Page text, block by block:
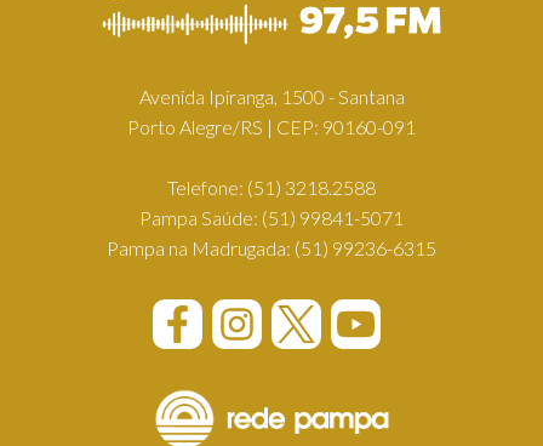
Avenida Ipiranga, 1500 - Santana
Porto Alegre/RS | CEP: 90160-091
Telefone: (51) 3218.2588
Pampa Saúde: (51) 99841-5071
Pampa na Madrugada: (51) 99236-6315